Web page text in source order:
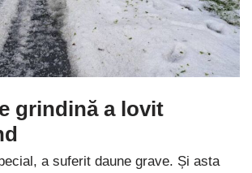
grindină a lovit
a suferit daune grave. Și asta